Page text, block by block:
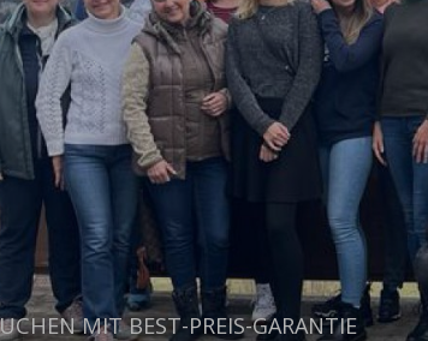
MIT BEST-PREIS-GARANTIE